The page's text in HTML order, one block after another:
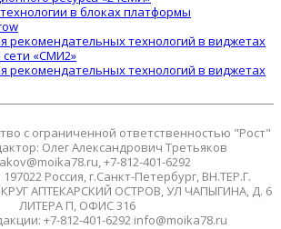
в блоках платформы
рекомендательных технологий в виджетах
«СМИ2»
рекомендательных технологий в виджетах
с ограниченной ответственностью "Рост"
Олег Александрович Третьяков
+7-812-401-6292
Россия, г.Санкт-Петербург, ВН.ТЕР.Г.
АПТЕКАРСКИЙ ОСТРОВ, УЛ ЧАПЫГИНА, Д. 6
ЛИТЕРА П, ОФИС 316
+7-812-401-6292 info@moika78.ru